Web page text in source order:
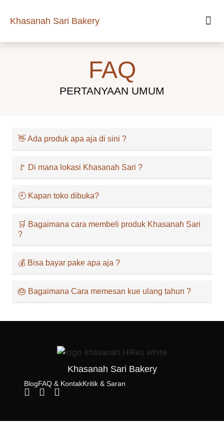
Khasanah Sari Bakery
FAQ
PERTANYAAN UMUM
👋 Ada produk apa aja di sini ?
🚩 Di mana lokasi Khasanah Sari ?
🕘 Kapan toko dibuka?
🛒 Bagaimana cara membeli produk Khasanah Sari
?
💰 Bisa bayar pake apa aja ?
🎂 Bagaimana Cara memesan kue ulang tahun ?
Khasanah Sari Bakery
BlogFAQ & KontakKritik & Saran